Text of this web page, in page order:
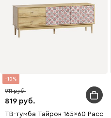
10
819
911
ТВ-тумба Тайрон 165x60 Рассвет